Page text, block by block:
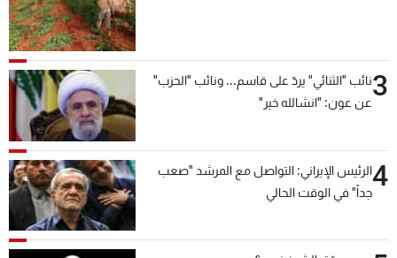
3نائب "الثنائي" يردّ على قاسم... ونائب "الحزب"
عن عون: "انشالله خير"
4الرئيس الإيراني: التواصل مع المرشد "صعب
جداً" في الوقت الحالي
سياسة الخصوصية